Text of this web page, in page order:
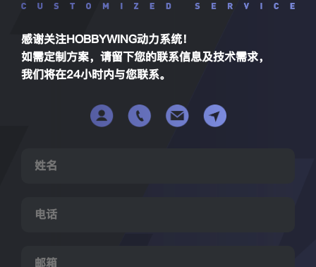
感谢关注HOBBYWING动力系统！
如需定制方案，请留下您的联系信息及技术需求，
我们将在24小时内与您联系。